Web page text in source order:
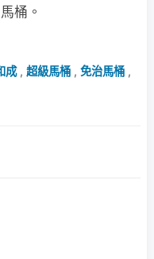
桶。
成, 超級馬桶 , 免治馬桶 ,